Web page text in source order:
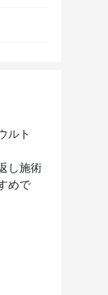
ルト
し施術
めで